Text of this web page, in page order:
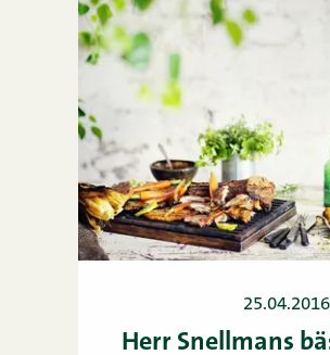
25.04.2016
Herr Snellmans